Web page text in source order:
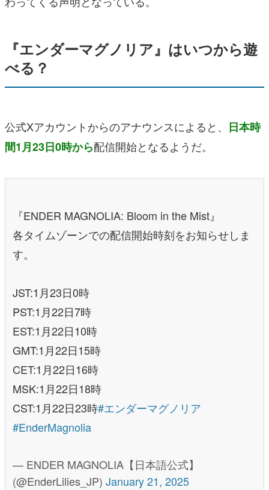
『エンダーマグノリア』はいつから遊
べる？
公式Xアカウントからのアナウンスによると、 日本時
間1月23日0時から配信開始となるようだ。
『ENDER MAGNOLIA: Bloom in the Mist』
各タイムゾーンでの配信開始時刻をお知らせしま
す。
JST:1月23日0時
PST:1月22日7時
EST:1月22日10時
GMT:1月22日15時
CET:1月22日16時
MSK:1月22日18時
CST:1月22日23時#エンダーマグノリア
#EnderMagnolia
— ENDER MAGNOLIA【日本語公式】
(@EnderLilies_JP) January 21, 2025